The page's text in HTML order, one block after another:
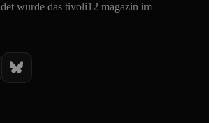
wurde das tivoli12 magazin im